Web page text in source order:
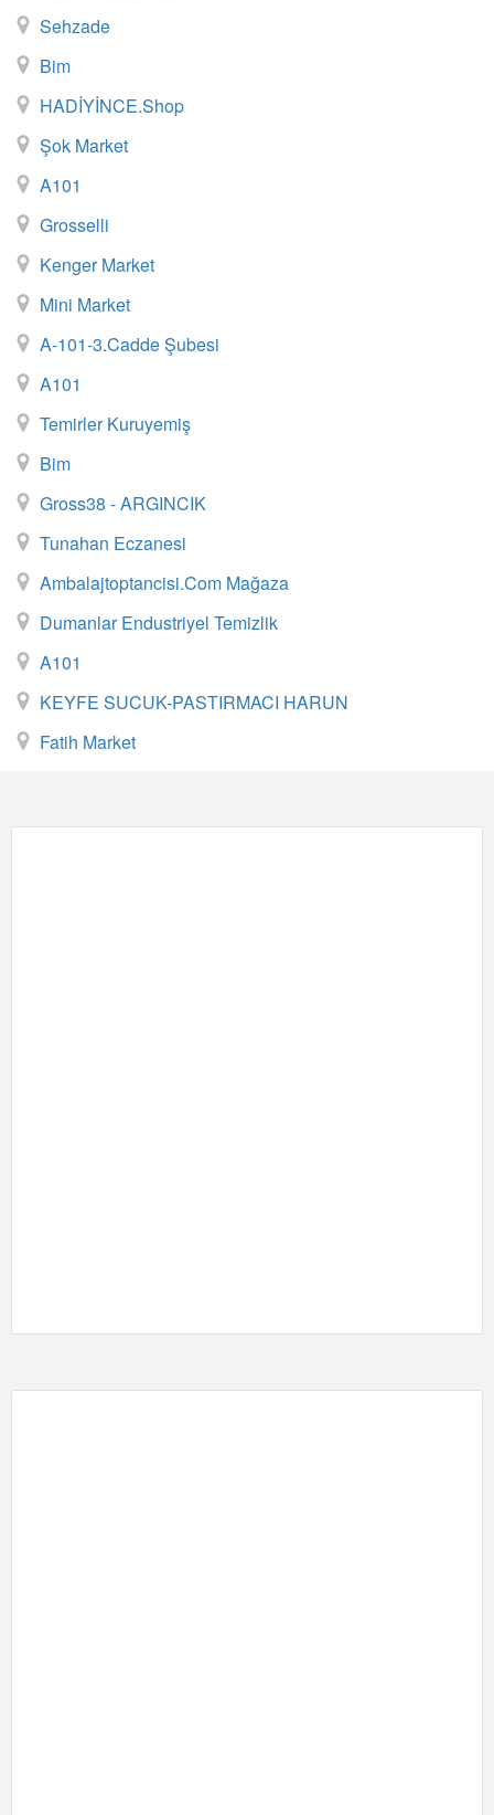
Sehzade
Bim
HADİYİNCE.shop
Şok Market
A101
Grosselli
Kenger Market
Mini Market
A-101-3.cadde Şubesi
A101
Temirler Kuruyemiş
Bim
Gross38 - ARGINCIK
Tunahan Eczanesi
Ambalajtoptancisi.com Mağaza
Dumanlar Endustriyel Temizlik
A101
KEYFE SUCUK-PASTIRMACI HARUN
Fatih Market